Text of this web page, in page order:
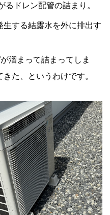
るドレン配管の詰まり。
生する結露水を外に排出す
溜まって詰まってしま
た、というわけです。